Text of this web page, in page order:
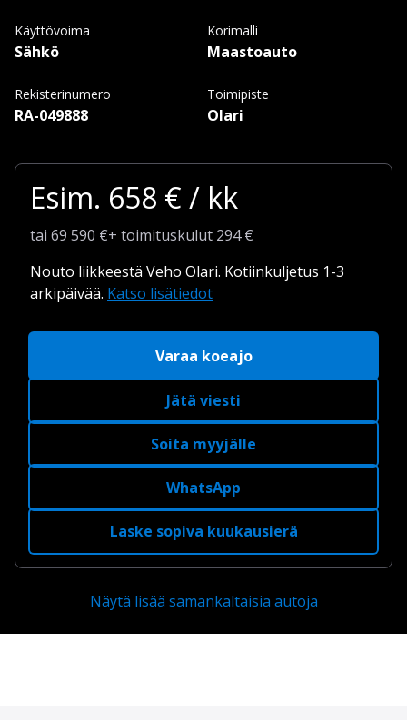
Käyttövoima
Sähkö
Korimalli
Maastoauto
Rekisterinumero
RA-049888
Toimipiste
Olari
Esim. 658 € / kk
tai 69 590 €+ toimituskulut 294 €
Nouto liikkeestä Veho Olari. Kotiinkuljetus 1-3
arkipäivää. Katso lisätiedot
Varaa koeajo
Jätä viesti
Soita myyjälle
WhatsApp
Laske sopiva kuukausierä
Näytä lisää samankaltaisia autoja